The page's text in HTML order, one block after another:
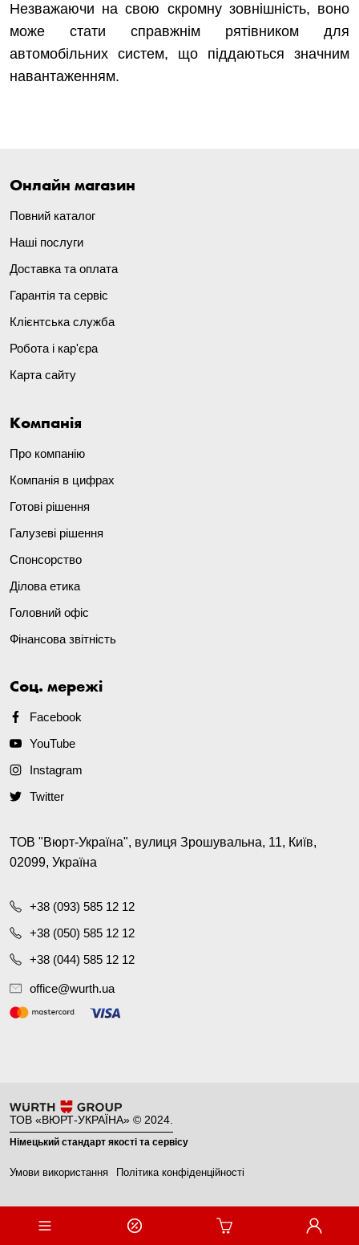
Незважаючи на свою скромну зовнішність, воно
може стати справжнім рятівником для
автомобільних систем, що піддаються значним
навантаженням.
Онлайн магазин
Повний каталог
Наші послуги
Доставка та оплата
Гарантія та сервіс
Клієнтська служба
Робота і кар'єра
Карта сайту
Компанія
Про компанію
Компанія в цифрах
Готові рішення
Галузеві рішення
Спонсорство
Ділова етика
Головний офіс
Фінансова звітність
Соц. мережі
Facebook
YouTube
Instagram
Twitter
ТОВ "Вюрт-Україна", вулиця Зрошувальна, 11, Київ,
02099, Україна
+38 (093) 585 12 12
+38 (050) 585 12 12
+38 (044) 585 12 12
office@wurth.ua
ТОВ «ВЮРТ-УКРАЇНА» © 2024.
Німецький стандарт якості та сервісу
Умови використання Політика конфіденційності